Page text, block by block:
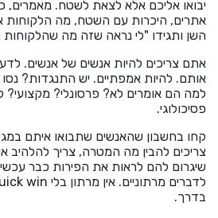
יבואו אליכם אלא לצאת לשטח. מאמרים,
אתרים, היכרות עם השטח, מה הלקוחות
השן ותגידו "לי נראה שזה מה
אתם צריכים להיות אנשים של אנשים. לדעת
אותם. להיות אמפתיים. יש התנגדות?
למה הם אומרים לא? פרסונלי?
פסיכולוגי.
קחו בחשבון שהאנשים שתבואו איתם
שיגרום להם לראות את הפירות כבר
בדרך.